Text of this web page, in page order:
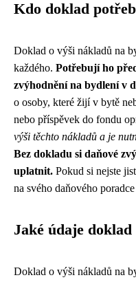
Kdo doklad
Doklad o výši nákladů na
každého. Potřebují ho
zvýhodnění na bydlení v
o osoby, které žijí v bytě
nebo příspěvek do fondu
výši těchto nákladů a je
Bez dokladu si daňové
uplatnit. Pokud si nejste
na svého daňového
Jaké údaje doklad
Doklad o výši nákladů na